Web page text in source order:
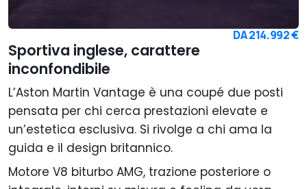
DA214.992 €
Sportiva inglese, carattere
inconfondibile
L’Aston Martin Vantage è una coupé due posti
pensata per chi cerca prestazioni elevate e
un’estetica esclusiva. Si rivolge a chi ama la
guida e il design britannico.
Motore V8 biturbo AMG, trazione posteriore o